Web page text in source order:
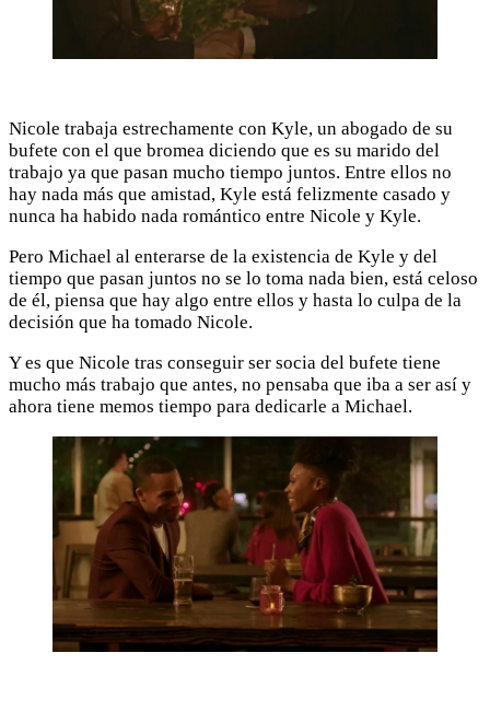
Nicole trabaja estrechamente con Kyle, un abogado de su
bufete con el que bromea diciendo que es su marido del
trabajo ya que pasan mucho tiempo juntos. Entre ellos no
hay nada más que amistad, Kyle está felizmente casado y
nunca ha habido nada romántico entre Nicole y Kyle.
Pero Michael al enterarse de la existencia de Kyle y del
tiempo que pasan juntos no se lo toma nada bien, está celoso
de él, piensa que hay algo entre ellos y hasta lo culpa de la
decisión que ha tomado Nicole.
Y es que Nicole tras conseguir ser socia del bufete tiene
mucho más trabajo que antes, no pensaba que iba a ser así y
ahora tiene memos tiempo para dedicarle a Michael.